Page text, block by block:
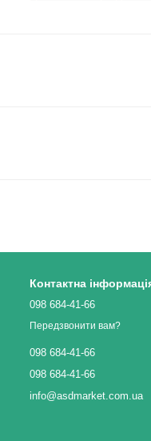
Контактна
098 684-41-66
Передзвонити вам?
098 684-41-66
098 684-41-66
info@asdmarket.com.ua